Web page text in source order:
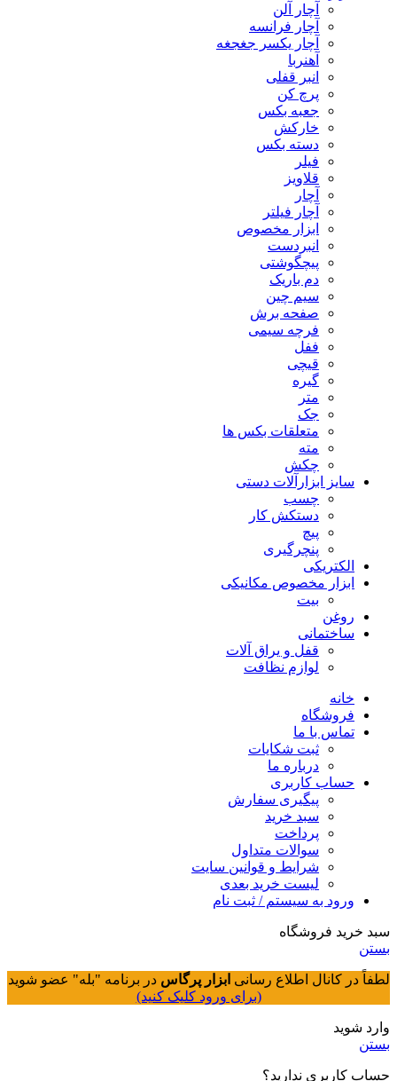
آچار آلن
آچار فرانسه
آچار یکسر جغجغه
آهنربا
انبر قفلی
پرچ کن
جعبه بکس
خارکش
دسته بکس
فیلر
قلاویز
آچار
آچار فیلتر
ابزار مخصوص
انبردست
پیچگوشتی
دم باریک
سیم چین
صفحه برش
فرچه سیمی
ففل
قیچی
گیره
متر
جک
متعلقات بکس ها
مته
چکش
سایز ابزارآلات دستی
چسب
دستکش کار
پیچ
پنچرگیری
الکتریکی
ابزار مخصوص مکانیکی
بیت
روغن
ساختمانی
قفل و یراق آلات
لوازم نظافت
خانه
فروشگاه
تماس با ما
ثبت شکایات
درباره ما
حساب کاربری
پیگیری سفارش
سبد خرید
پرداخت
سوالات متداول
شرایط و قوانین سایت
لیست خرید بعدی
ورود به سیستم / ثبت نام
سبد خرید فروشگاه
بستن
لطفاً در کانال اطلاع رسانی ابزار پرگاس در برنامه "بله" عضو شوید
(برای ورود کلیک کنید)
وارد شوید
بستن
حساب کاربری ندارید؟